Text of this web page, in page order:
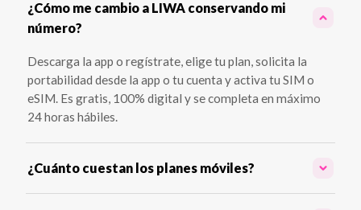
¿Cómo me cambio a LIWA conservando mi
número?
Descarga la app o regístrate, elige tu plan, solicita la
portabilidad desde la app o tu cuenta y activa tu SIM o
eSIM. Es gratis, 100% digital y se completa en máximo
24 horas hábiles.
¿Cuánto cuestan los planes móviles?